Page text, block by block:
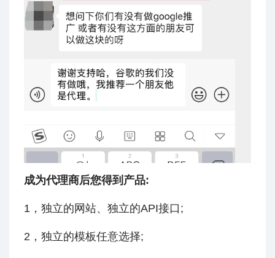
成为代理商后您得到产品:
1，独立的网站、独立的API接口;
2，独立的模板任意选择;